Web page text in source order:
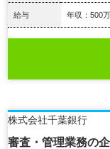
給与 年収：500
株式会社千葉銀行
審査・管理業務の